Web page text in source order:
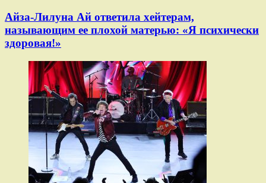
Айза-Лилуна Ай ответила хейтерам,
называющим ее плохой матерью: «Я психически
здоровая!»